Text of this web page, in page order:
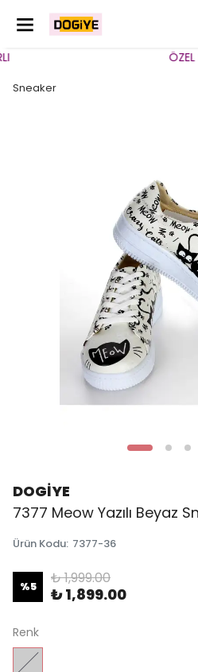
ÖZEL
Sneaker
DOGİYE
7377 Meow Yazılı Beyaz
Ürün Kodu: 7377-36
%5 ₺ 1,999.00
₺ 1,899.00
Renk